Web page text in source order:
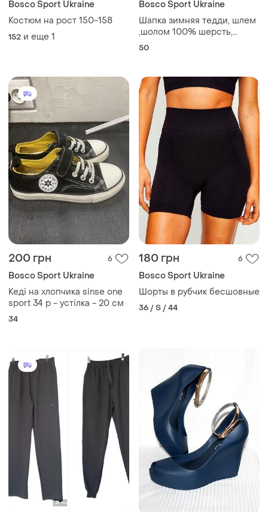
Bosco Sport Ukraine
Костюм на рост 150-158
152 и еще 1
Bosco Sport Ukraine
Шапка зимняя тедди, шлем
,шолом 100% шерсть,
подкладка р. 2/50-53 -
50
200 грн 6
Bosco Sport Ukraine
Кеді на хлопчика sinse one
sport 34 р - устілка - 20 см
34
180 грн 6
Bosco Sport Ukraine
Шорты в рубчик бесшовные
36 / S / 44